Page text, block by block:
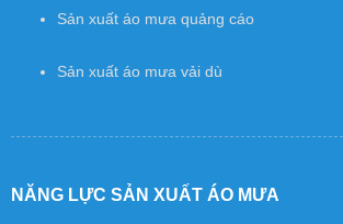
Sản xuất áo mưa quảng cáo
Sản xuất áo mưa vải dù
NĂNG LỰC SẢN XUẤT ÁO MƯA